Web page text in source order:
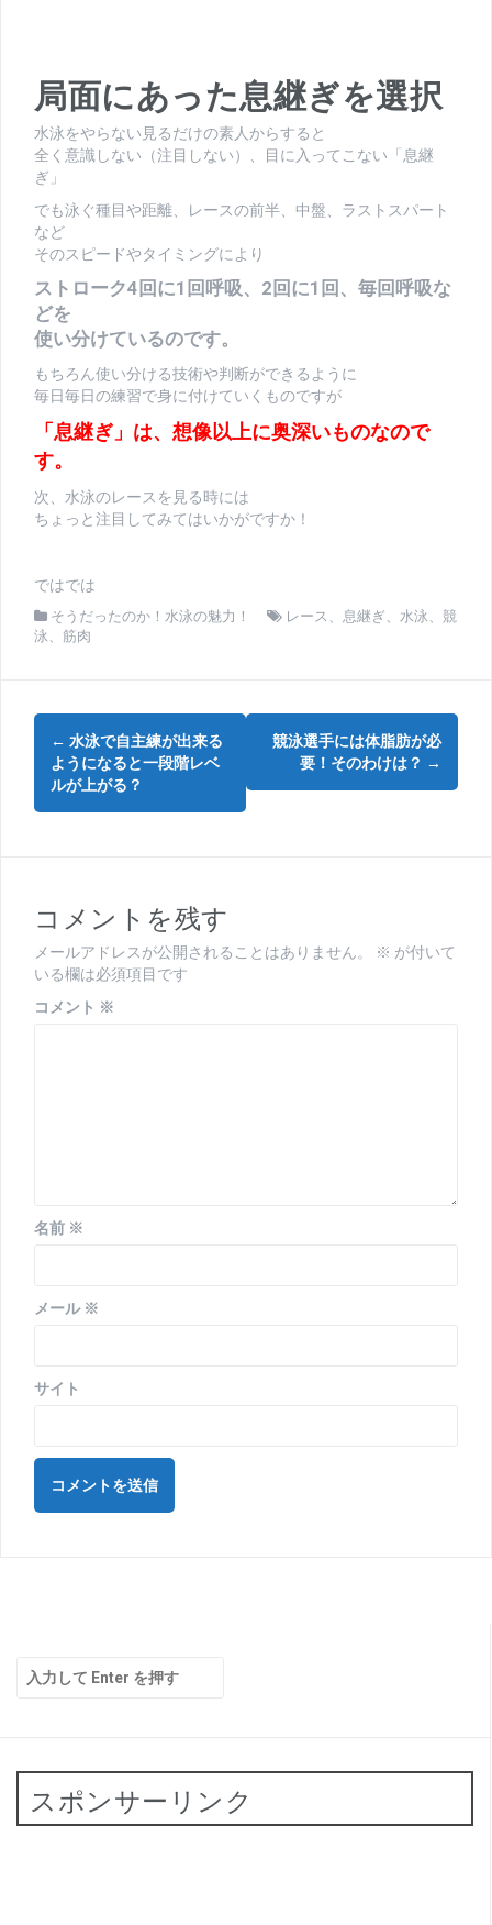
局面にあった息継ぎを選択
水泳をやらない見るだけの素人からすると
全く意識しない（注目しない）、目に入ってこない「息継
ぎ」
でも泳ぐ種目や距離、レースの前半、中盤、ラストスパート
など
そのスピードやタイミングにより
ストローク4回に1回呼吸、2回に1回、毎回呼吸な
どを
使い分けているのです。
もちろん使い分ける技術や判断ができるように
毎日毎日の練習で身に付けていくものですが
「息継ぎ」は、想像以上に奥深いものなので
す。
次、水泳のレースを見る時には
ちょっと注目してみてはいかがですか！
ではでは
そうだったのか！水泳の魅力！ レース 息継ぎ 水泳
競
泳
筋肉
投
稿
ナ
ー
シ
ョ
← 水泳で自主練が出来る
ようになると一段階レベ
ルが上がる？
競泳選手には体脂肪が必
要！そのわけは？ →
コメントを残す
メールアドレスが公開されることはありません。 ※ が付いて
いる欄は必須項目です
コメント ※
名前 ※
メール ※
サイト
索:
スポンサーリンク